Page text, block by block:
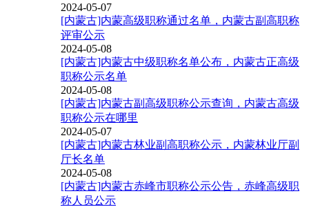
2024-05-07
[内蒙古]内蒙高级职称通过名单，内蒙古副高职称
评审公示
2024-05-08
[内蒙古]内蒙古中级职称名单公布，内蒙古正高级
职称公示名单
2024-05-08
[内蒙古]内蒙古副高级职称公示查询，内蒙古高级
职称公示在哪里
2024-05-07
[内蒙古]内蒙古林业副高职称公示，内蒙林业厅副
厅长名单
2024-05-08
[内蒙古]内蒙古赤峰市职称公示公告，赤峰高级职
称人员公示